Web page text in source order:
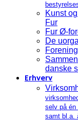
Kunst
Fur
Fur Ø-
De
danske
Erhverv
selv på én
samt bl.a.